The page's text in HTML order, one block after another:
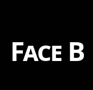
Face B